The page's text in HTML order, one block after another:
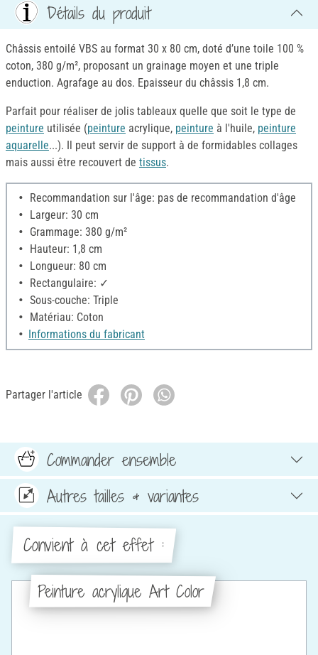
Détails du produit
Châssis entoilé VBS au format 30 x 80 cm, doté d’une toile 100 %
coton, 380 g/m², proposant un grainage moyen et une triple
enduction. Agrafage au dos. Epaisseur du châssis 1,8 cm.
Parfait pour réaliser de jolis tableaux quelle que soit le type de
peinture utilisée (peinture acrylique, peinture à l'huile, peinture
aquarelle...). Il peut servir de support à de formidables collages
mais aussi être recouvert de tissus.
Recommandation sur l'âge: pas de recommandation d'âge
Largeur: 30 cm
Grammage: 380 g/m²
Hauteur: 1,8 cm
Longueur: 80 cm
Rectangulaire: ✓
Sous-couche: Triple
Matériau: Coton
Informations du fabricant
Partager l'article
Commander ensemble
Autres tailles & variantes
Convient à cet effet :
Peinture acrylique Art Color